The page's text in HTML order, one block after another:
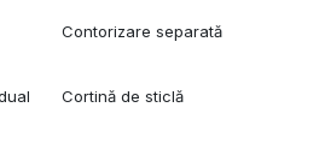
Contorizare separată
Cortină de sticlă